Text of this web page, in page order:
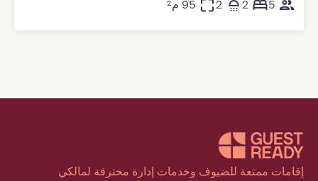
5
2
2 95 م²